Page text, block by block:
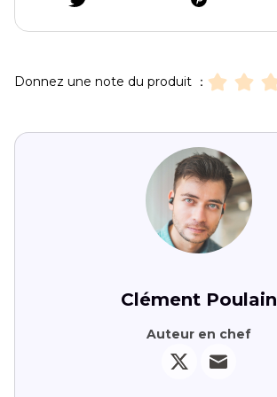
Donnez une note du produit ：
Clément Poulain
Auteur en chef